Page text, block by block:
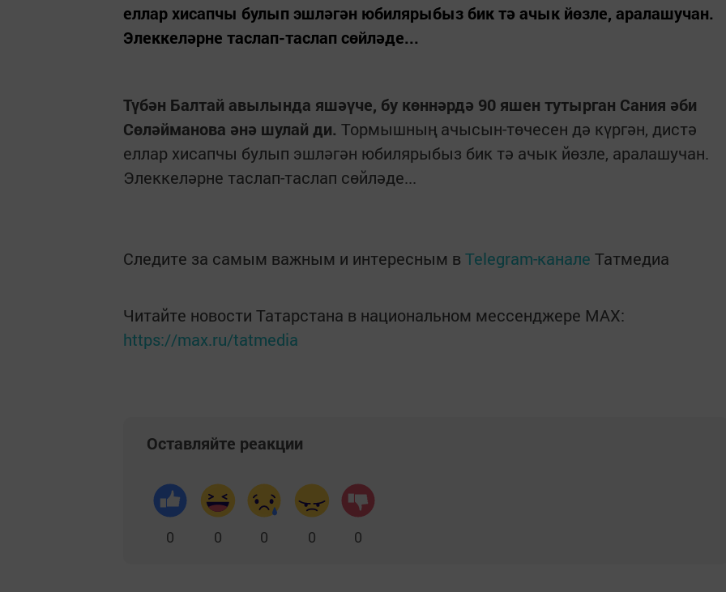
еллар хисапчы булып эшләгән юбилярыбыз бик тә ачык йөзле, аралашучан.
Элеккеләрне таслап-таслап сөйләде...
Түбән Балтай авылында яшәүче, бу көннәрдә 90 яшен тутырган Сания әби
Сөләйманова әнә шулай ди. Тормышның ачысын-төчесен дә күргән, дистә
еллар хисапчы булып эшләгән юбилярыбыз бик тә ачык йөзле, аралашучан.
Элеккеләрне таслап-таслап сөйләде...
Следите за самым важным и интересным в Telegram-канале Татмедиа
Читайте новости Татарстана в национальном мессенджере MАХ:
https://max.ru/tatmedia
Оставляйте реакции
0 0 0 0 0